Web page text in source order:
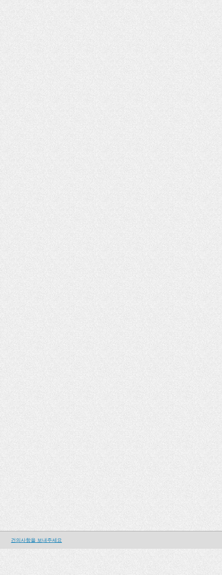
건의사항을 보내주세요